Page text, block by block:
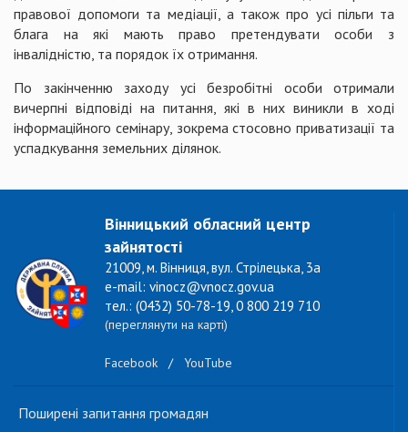
правової допомоги та медіації, а також про усі пільги та
блага на які мають право претендувати особи з
інвалідністю, та порядок їх отримання.
По закінченню заходу усі безробітні особи отримали
вичерпні відповіді на питання, які в них виникли в ході
інформаційного семінару, зокрема стосовно приватизації та
успадкування земельних ділянок.
Вінницький обласний центр
зайнятості
21009, м. Вінниця, вул. Стрілецька, 3а
e-mail: vinocz@vnocz.gov.ua
тел.: (0432) 50-78-19, 0 800 219 710
(переглянути на карті)
Facebook / YouTube
Поширені запитання громадян